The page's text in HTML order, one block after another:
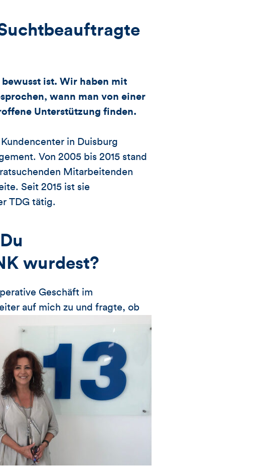
Likes
Kommentare
dieses
Artikels
ist. Wir haben mit
wann man von einer
Unterstützung finden.
in Duisburg
Von 2005 bis 2015 stand
Mitarbeitenden
Seit 2015 ist sie
TDG tätig.
wurdest?
Geschäft im
auf mich zu und fragte, ob